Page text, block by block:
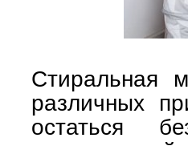
Стиральная
различных
остаться